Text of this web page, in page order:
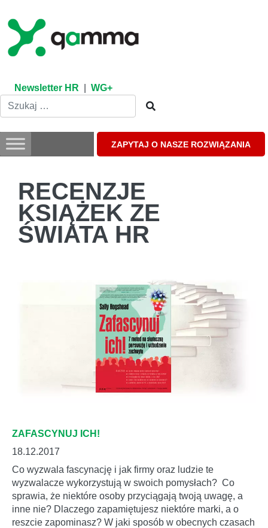
content
Newsletter HR WG+
ZAPYTAJ O NASZE ROZWIĄZANIA
RECENZJE
KSIĄŻEK ZE
ŚWIATA HR
ZAFASCYNUJ ICH!
18.12.2017
Co wyzwala fascynację i jak firmy oraz ludzie te
wyzwalacze wykorzystują w swoich pomysłach? Co
sprawia, że niektóre osoby przyciągają twoją uwagę, a
inne nie? Dlaczego zapamiętujesz niektóre marki, a o
reszcie zapominasz? W jaki sposób w obecnych czasach